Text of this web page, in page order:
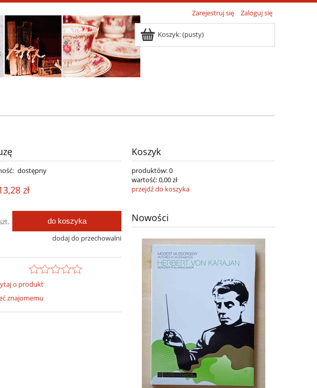
Zarejestruj się Zaloguj się
Koszyk:(pusty)
dostępny
zł
do koszyka
dodaj do przechowalni
o produkt
znajomemu
Koszyk
produktów:0
wartość:0,00 zł
przejdź do koszyka
Nowości